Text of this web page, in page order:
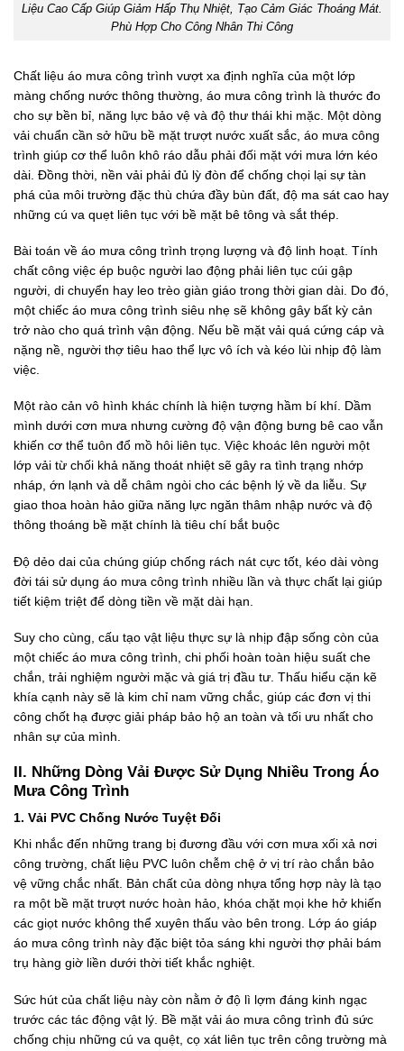
Liệu Cao Cấp Giúp Giảm Hấp Thụ Nhiệt, Tạo Cảm Giác Thoáng Mát.
Phù Hợp Cho Công Nhân Thi Công
Chất liệu áo mưa công trình vượt xa định nghĩa của một lớp
màng chống nước thông thường, áo mưa công trình là thước đo
cho sự bền bỉ, năng lực bảo vệ và độ thư thái khi mặc. Một dòng
vải chuẩn cần sở hữu bề mặt trượt nước xuất sắc, áo mưa công
trình giúp cơ thể luôn khô ráo dẫu phải đối mặt với mưa lớn kéo
dài. Đồng thời, nền vải phải đủ lỳ đòn để chống chọi lại sự tàn
phá của môi trường đặc thù chứa đầy bùn đất, độ ma sát cao hay
những cú va quẹt liên tục với bề mặt bê tông và sắt thép.
Bài toán về áo mưa công trình trọng lượng và độ linh hoạt. Tính
chất công việc ép buộc người lao động phải liên tục cúi gập
người, di chuyển hay leo trèo giàn giáo trong thời gian dài. Do đó,
một chiếc áo mưa công trình siêu nhẹ sẽ không gây bất kỳ cản
trở nào cho quá trình vận động. Nếu bề mặt vải quá cứng cáp và
nặng nề, người thợ tiêu hao thể lực vô ích và kéo lùi nhịp độ làm
việc.
Một rào cản vô hình khác chính là hiện tượng hầm bí khí. Dầm
mình dưới cơn mưa nhưng cường độ vận động bưng bê cao vẫn
khiến cơ thể tuôn đổ mồ hôi liên tục. Việc khoác lên người một
lớp vải từ chối khả năng thoát nhiệt sẽ gây ra tình trạng nhớp
nháp, ớn lạnh và dễ châm ngòi cho các bệnh lý về da liễu. Sự
giao thoa hoàn hảo giữa năng lực ngăn thâm nhập nước và độ
thông thoáng bề mặt chính là tiêu chí bắt buộc
Độ dẻo dai của chúng giúp chống rách nát cực tốt, kéo dài vòng
đời tái sử dụng áo mưa công trình nhiều lần và thực chất lại giúp
tiết kiệm triệt để dòng tiền về mặt dài hạn.
Suy cho cùng, cấu tạo vật liệu thực sự là nhịp đập sống còn của
một chiếc áo mưa công trình, chi phối hoàn toàn hiệu suất che
chắn, trải nghiệm người mặc và giá trị đầu tư. Thấu hiểu cặn kẽ
khía cạnh này sẽ là kim chỉ nam vững chắc, giúp các đơn vị thi
công chốt hạ được giải pháp bảo hộ an toàn và tối ưu nhất cho
nhân sự của mình.
II. Những Dòng Vải Được Sử Dụng Nhiều Trong Áo
Mưa Công Trình
1. Vải PVC Chống Nước Tuyệt Đối
Khi nhắc đến những trang bị đương đầu với cơn mưa xối xả nơi
công trường, chất liệu PVC luôn chễm chệ ở vị trí rào chắn bảo
vệ vững chắc nhất. Bản chất của dòng nhựa tổng hợp này là tạo
ra một bề mặt trượt nước hoàn hảo, khóa chặt mọi khe hở khiến
các giọt nước không thể xuyên thấu vào bên trong. Lớp áo giáp
áo mưa công trình này đặc biệt tỏa sáng khi người thợ phải bám
trụ hàng giờ liền dưới thời tiết khắc nghiệt.
Sức hút của chất liệu này còn nằm ở độ lì lợm đáng kinh ngạc
trước các tác động vật lý. Bề mặt vải áo mưa công trình đủ sức
chống chịu những cú va quệt, cọ xát liên tục trên công trường mà